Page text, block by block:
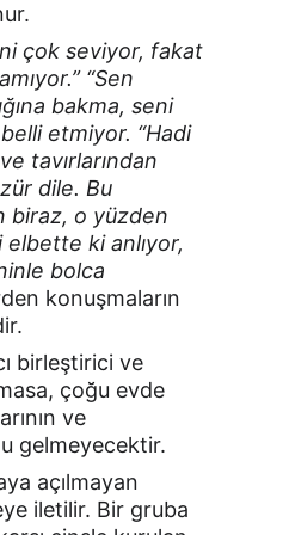
çok seviyor, fakat
“Sen
bakma, seni
etmiyor. “Hadi
tavırlarından
dile. Bu
biraz, o yüzden
elbette ki anlıyor,
bolca
konuşmaların
birleştirici ve
çoğu evde
ve
gelmeyecektir.
açılmayan
iletilir. Bir gruba